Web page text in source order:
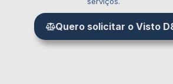
Quero solicitar o Visto